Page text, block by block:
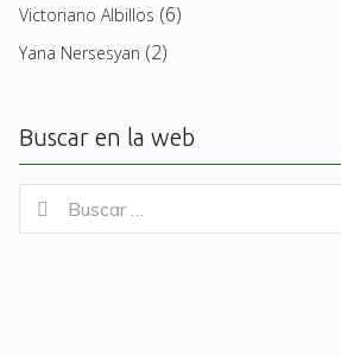
Victoriano Albillos (6)
Yana Nersesyan (2)
Buscar en la web
for:
Buscar